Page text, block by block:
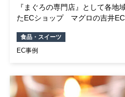
『まぐろの専門店』として各地
たECショップ マグロの吉井
食品・スイーツ
EC事例